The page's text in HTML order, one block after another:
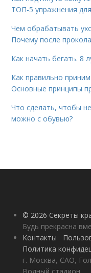
ТОП-5 упражнения
Чем обрабатывать
Почему после
Как начать бегать. 8
Как правильно
Основные принципы
Что сделать, чтобы
можно с обувью?
© 2026 Секреты
Будь прекрасна
Контакты
Политика
г. Москва, САО,